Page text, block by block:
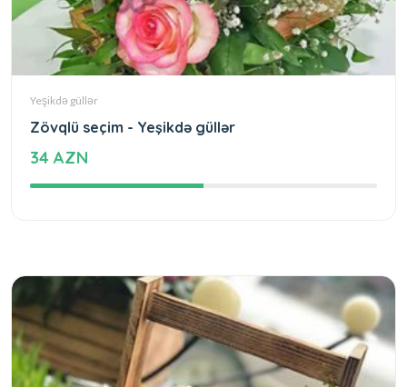
Yeşikdə güllər
Zövqlü seçim - Yeşikdə güllər
34 AZN